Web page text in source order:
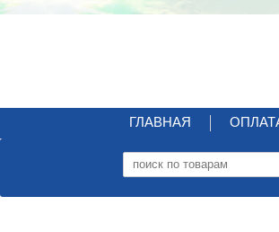
ГЛАВНАЯ